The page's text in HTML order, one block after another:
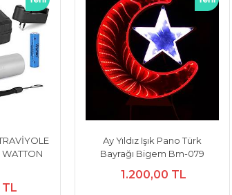
WATTON
TL
Ay Yıldız Işık Pano Türk
Bayrağı Bigem Bm-079
1.200,00 TL